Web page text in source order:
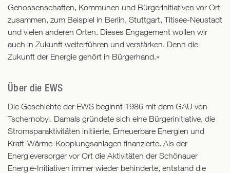
Genossenschaften, Kommunen und Bürgerinitiativen vor Ort
zusammen, zum Beispiel in Berlin, Stuttgart, Titisee-Neustadt
und vielen anderen Orten. Dieses Engagement wollen wir
auch in Zukunft weiterführen und verstärken. Denn die
Zukunft der Energie gehört in Bürgerhand.»
Über die EWS
Die Geschichte der EWS beginnt 1986 mit dem GAU von
Tschernobyl. Damals gründete sich eine Bürgerinitiative, die
Stromsparaktivitäten initiierte, Erneuerbare Energien und
Kraft-Wärme-Kopplungsanlagen finanzierte. Als der
Energieversorger vor Ort die Aktivitäten der Schönauer
Energie-Initiativen immer wieder behinderte, entstand die